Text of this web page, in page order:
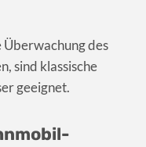
des
sind klassische
geeignet.